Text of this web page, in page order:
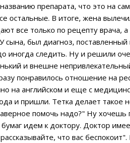
препарата, что это на
остальные. В итоге, жена
все только по рецепту врача,
был диагноз,
иногда следить. Ну и решили
и внешне
понравилось отношение на
на английском и еще с
и пришли. Тетка делает такое
помочь надо?" Ну
идем к доктору. Доктор
что вас